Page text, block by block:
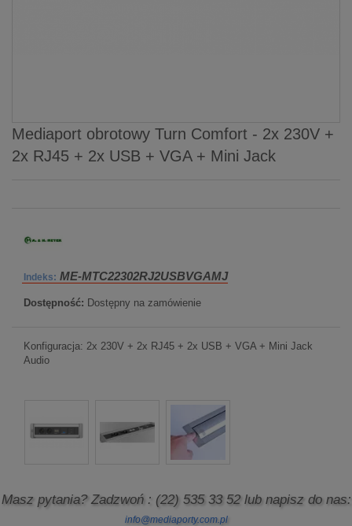
Mediaport obrotowy Turn Comfort - 2x 230V +
2x RJ45 + 2x USB + VGA + Mini Jack
Indeks: ME-MTC22302RJ2USBVGAMJ
Dostępność: Dostępny na zamówienie
Konfiguracja: 2x 230V + 2x RJ45 + 2x USB + VGA + Mini Jack
Audio
Masz pytania? Zadzwoń : (22) 535 33 52lub napisz do nas:
info@mediaporty.com.pl